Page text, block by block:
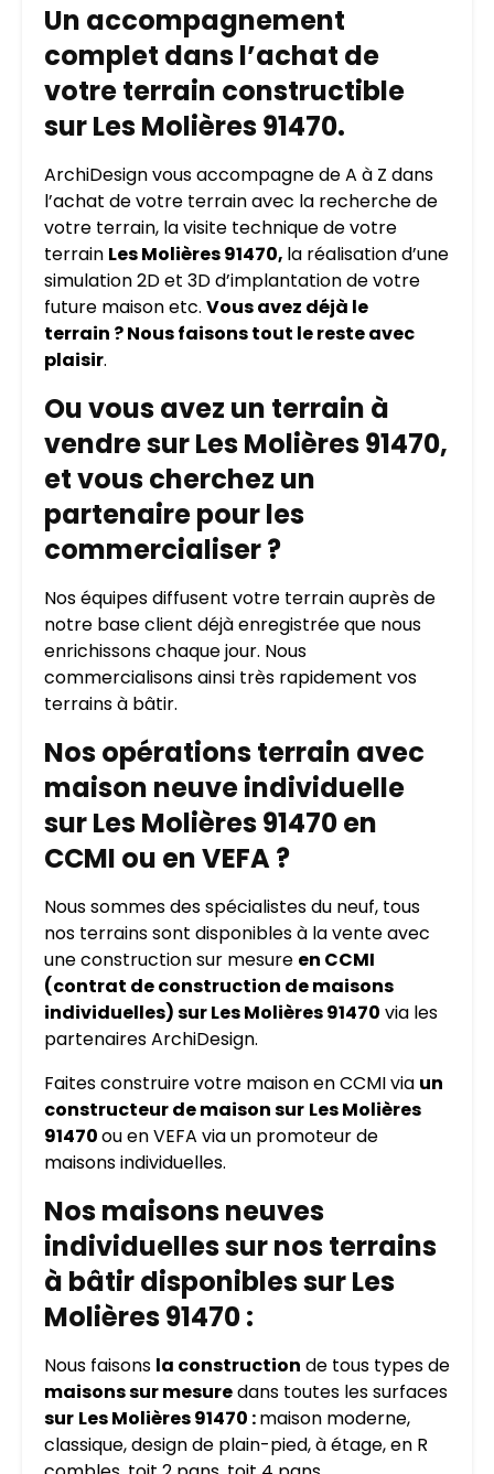
Un accompagnement
complet dans l’achat de
votre terrain constructible
sur Les Molières 91470.
ArchiDesign vous accompagne de A à Z dans
l’achat de votre terrain avec la recherche de
votre terrain, la visite technique de votre
terrain Les Molières 91470, la réalisation d’une
simulation 2D et 3D d’implantation de votre
future maison etc. Vous avez déjà le
terrain ? Nous faisons tout le reste avec
plaisir.
Ou vous avez un terrain à
vendre sur Les Molières 91470,
et vous cherchez un
partenaire pour les
commercialiser ?
Nos équipes diffusent votre terrain auprès de
notre base client déjà enregistrée que nous
enrichissons chaque jour. Nous
commercialisons ainsi très rapidement vos
terrains à bâtir.
Nos opérations terrain avec
maison neuve individuelle
sur Les Molières 91470 en
CCMI ou en VEFA ?
Nous sommes des spécialistes du neuf, tous
nos terrains sont disponibles à la vente avec
une construction sur mesure en CCMI
(contrat de construction de maisons
individuelles) sur Les Molières 91470 via les
partenaires ArchiDesign.
Faites construire votre maison en CCMI via un
constructeur de maison sur Les Molières
91470ou en VEFA via un promoteur de
maisons individuelles.
Nos maisons neuves
individuelles sur nos terrains
à bâtir disponibles sur Les
Molières 91470 :
Nous faisons la construction de tous types de
maisons sur mesuredans toutes les surfaces
sur Les Molières 91470 :maison moderne,
classique, design de plain-pied, à étage, en R